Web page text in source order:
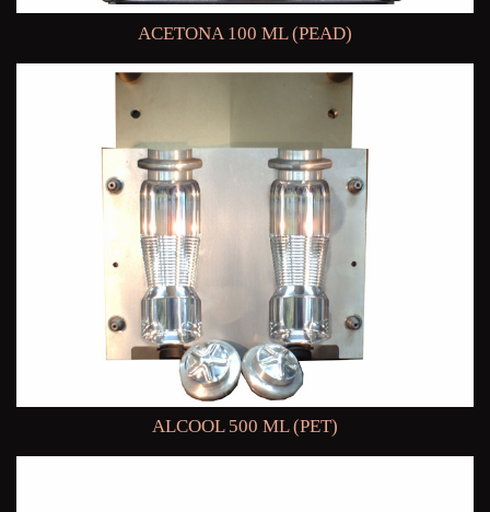
ACETONA 100 ML (PEAD)
ALCOOL 500 ML (PET)